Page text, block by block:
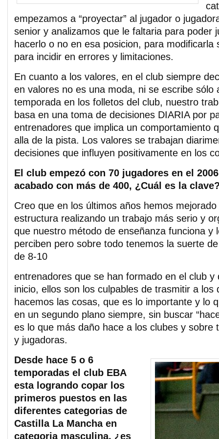
empezamos a “proyectar” al jugador o
senior y analizamos que le faltaria para poder
hacerlo o no en esa posicion, para modificarla
para incidir en errores y limitaciones.
En cuanto a los valores, en el club siempre
en valores no es una moda, ni se escribe sólo
temporada en los folletos del club, nuestro
basa en una toma de decisiones DIARIA por
entrenadores que implica un comportamiento
alla de la pista. Los valores se trabajan
decisiones que influyen positivamente en los
El club empezó con 70 jugadores en el
acabado con más de 400, ¿Cuál es la
Creo que en los últimos años hemos
estructura realizando un trabajo más serio y
que nuestro método de enseñanza funciona y
perciben pero sobre todo tenemos la suerte
de 8-10
entrenadores que se han formado en el club y
inicio, ellos son los culpables de trasmitir a los
hacemos las cosas, que es lo importante y lo
en un segundo plano siempre, sin buscar
es lo que más daño hace a los clubes y sobre
y jugadoras.
Desde hace 5 o 6
temporadas el club EBA
esta logrando copar los
primeros puestos en las
diferentes categorias de
Castilla La Mancha en
categoria masculina, ¿es